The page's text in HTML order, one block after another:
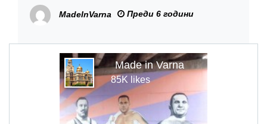
MadeInVarna Преди 6 години
Made in Varna
85K likes